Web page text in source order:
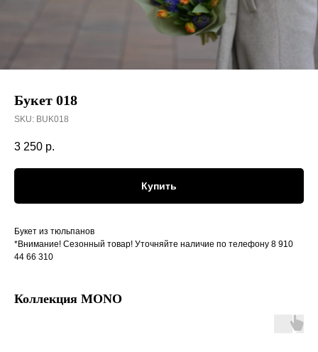
Букет 018
SKU: BUK018
3 250 р.
Купить
Букет из тюльпанов
*Внимание! Сезонный товар! Уточняйте наличие по телефону 8 910
44 66 310
Коллекция MONO